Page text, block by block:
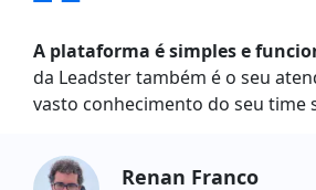
A plataforma é simples e
da Leadster também é o seu
vasto conhecimento do seu time
Renan Franco